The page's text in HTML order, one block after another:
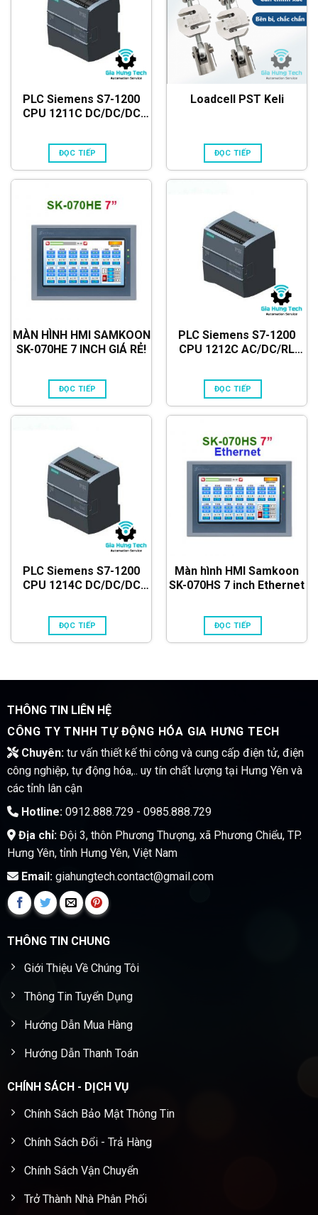
PLC Siemens S7-1200
CPU 1211C DC/DC/DC
ĐỌC TIẾP
Loadcell PST Keli
ĐỌC TIẾP
MÀN HÌNH HMI SAMKOON
SK-070HE 7 INCH GIÁ RẺ!
ĐỌC TIẾP
PLC Siemens S7-1200
CPU 1212C AC/DC/RL
ĐỌC TIẾP
PLC Siemens S7-1200
CPU 1214C DC/DC/DC
ĐỌC TIẾP
Màn hình HMI Samkoon
SK-070HS 7 inch Ethernet
ĐỌC TIẾP
THÔNG TIN LIÊN HỆ
CÔNG TY TNHH TỰ ĐỘNG HÓA GIA HƯNG TECH
Chuyên:tư vấn thiết kế thi công và cung cấp điện tử, điện
công nghiệp, tự động hóa,.. uy tín chất lượng tại Hưng Yên và
các tỉnh lân cận
Hotline:0912.888.729 - 0985.888.729
Địa chỉ:Đội 3, thôn Phương Thượng, xã Phương Chiểu, TP.
Hưng Yên, tỉnh Hưng Yên, Việt Nam
Email:giahungtech.contact@gmail.com
THÔNG TIN CHUNG
Giới Thiệu Về Chúng Tôi
Thông Tin Tuyển Dụng
Hướng Dẫn Mua Hàng
Hướng Dẫn Thanh Toán
CHÍNH SÁCH - DỊCH VỤ
Chính Sách Bảo Mật Thông Tin
Chính Sách Đổi - Trả Hàng
Chính Sách Vận Chuyển
Trở Thành Nhà Phân Phối